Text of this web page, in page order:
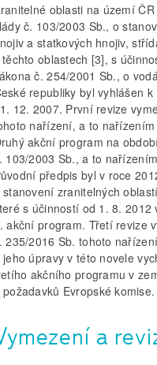
oblasti na území
č. 103/2003 Sb., o
a statkových hnojiv,
těchto oblastech [3], s
č. 254/2001 Sb., o
republiky byl vyhlášen
12. 2007. První revize
nařízení, a to
akční program na
103/2003 Sb., a to
předpis byl v roce
stanovení zranitelných
s účinností od 1. 8. 2012
akční program. Třetí revize
235/2016 Sb. tohoto
jeho úpravy v této novele
akčního programu v
požadavků Evropské komise.
a